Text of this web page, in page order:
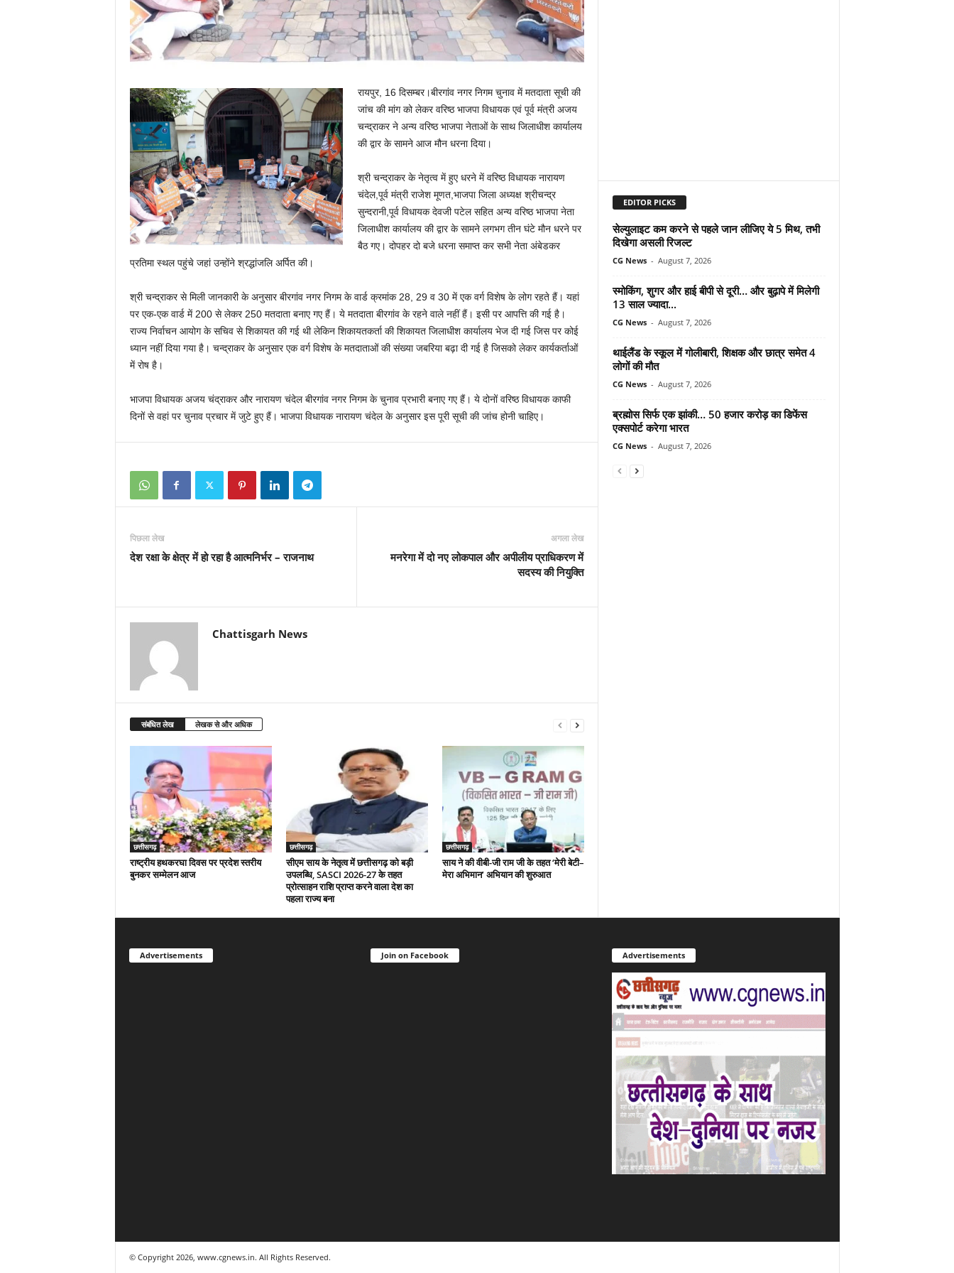
रायपुर, 16 दिसम्बर।बीरगांव नगर निगम चुनाव में मतदाता सूची की
जांच की मांग को लेकर वरिष्ठ भाजपा विधायक एवं पूर्व मंत्री अजय
चन्द्राकर ने अन्य वरिष्ठ भाजपा नेताओं के साथ जिलाधीश कार्यालय
की द्वार के सामने आज मौन धरना दिया।
श्री चन्द्राकर के नेतृत्व में हुए धरने में वरिष्ठ विधायक नारायण
चंदेल,पूर्व मंत्री राजेश मूणत,भाजपा जिला अध्यक्ष श्रीचन्द्र
सुन्दरानी,पूर्व विधायक देवजी पटेल सहित अन्य वरिष्ठ भाजपा नेता
जिलाधीश कार्यालय की द्वार के सामने लगभग तीन घंटे मौन धरने पर
बैठ गए। दोपहर दो बजे धरना समाप्त कर सभी नेता अंबेडकर
प्रतिमा स्थल पहुंचे जहां उन्होंने श्रद्धांजलि अर्पित की।
श्री चन्द्राकर से मिली जानकारी के अनुसार बीरगांव नगर निगम के वार्ड क्रमांक 28, 29 व 30 में एक वर्ग विशेष के लोग रहते हैं। यहां
पर एक-एक वार्ड में 200 से लेकर 250 मतदाता बनाए गए हैं। ये मतदाता बीरगांव के रहने वाले नहीं हैं। इसी पर आपत्ति की गई है।
राज्य निर्वाचन आयोग के सचिव से शिकायत की गई थी लेकिन शिकायतकर्ता की शिकायत जिलाधीश कार्यालय भेज दी गई जिस पर कोई
ध्यान नहीं दिया गया है। चन्द्राकर के अनुसार एक वर्ग विशेष के मतदाताओं की संख्या जबरिया बढ़ा दी गई है जिसको लेकर कार्यकर्ताओं
में रोष है।
भाजपा विधायक अजय चंद्राकर और नारायण चंदेल बीरगांव नगर निगम के चुनाव प्रभारी बनाए गए हैं। ये दोनों वरिष्ठ विधायक काफी
दिनों से वहां पर चुनाव प्रचार में जुटे हुए हैं। भाजपा विधायक नारायण चंदेल के अनुसार इस पूरी सूची की जांच होनी चाहिए।
पिछला लेख
देश रक्षा के क्षेत्र में हो रहा है आत्मनिर्भर – राजनाथ
अगला लेख
मनरेगा में दो नए लोकपाल और अपीलीय प्राधिकरण में
सदस्य की नियुक्ति
Chattisgarh News
संबंधित लेख लेखक से और अधिक
छत्तीसगढ़
राष्ट्रीय हथकरघा दिवस पर प्रदेश स्तरीय
बुनकर सम्मेलन आज
छत्तीसगढ़
सीएम साय के नेतृत्व में छत्तीसगढ़ को बड़ी
उपलब्धि, SASCI 2026-27 के तहत
प्रोत्साहन राशि प्राप्त करने वाला देश का
पहला राज्य बना
छत्तीसगढ़
साय ने की वीबी-जी राम जी के तहत ‘मेरी बेटी–
मेरा अभिमान’ अभियान की शुरुआत
EDITOR PICKS
सेल्युलाइट कम करने से पहले जान लीजिए ये 5 मिथ, तभी
दिखेगा असली रिजल्ट
CG News - August 7, 2026
स्मोकिंग, शुगर और हाई बीपी से दूरी… और बुढ़ापे में मिलेगी
13 साल ज्यादा...
CG News - August 7, 2026
थाईलैंड के स्कूल में गोलीबारी, शिक्षक और छात्र समेत 4
लोगों की मौत
CG News - August 7, 2026
ब्रह्मोस सिर्फ एक झांकी… 50 हजार करोड़ का डिफेंस
एक्सपोर्ट करेगा भारत
CG News - August 7, 2026
Advertisements Join on Facebook Advertisements
© Copyright 2026, www.cgnews.in. All Rights Reserved.